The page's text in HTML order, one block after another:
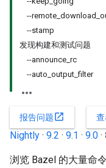
--
--stamp
发现构建和测试问题
--announce_rc
--auto_output_filter
报告问题open_in_new
Nightly · 9.2 · 9.1 · 9.0 ·
浏览 Bazel 的大量命